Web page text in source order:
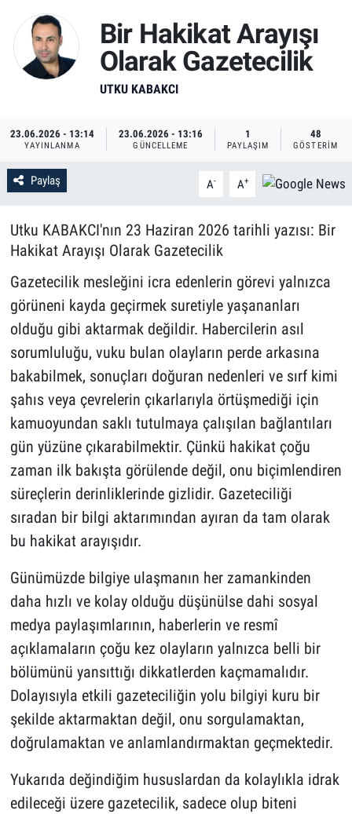
Bir Hakikat Arayışı
Olarak Gazetecilik
UTKU KABAKCI
23.06.2026 - 13:14
YAYINLANMA
23.06.2026 - 13:16
GÜNCELLEME
1
PAYLAŞIM
48
GÖSTERIM
Paylaş A- A+
Utku KABAKCI'nın 23 Haziran 2026 tarihli yazısı: Bir
Hakikat Arayışı Olarak Gazetecilik
Gazetecilik mesleğini icra edenlerin görevi yalnızca
görüneni kayda geçirmek suretiyle yaşananları
olduğu gibi aktarmak değildir. Habercilerin asıl
sorumluluğu, vuku bulan olayların perde arkasına
bakabilmek, sonuçları doğuran nedenleri ve sırf kimi
şahıs veya çevrelerin çıkarlarıyla örtüşmediği için
kamuoyundan saklı tutulmaya çalışılan bağlantıları
gün yüzüne çıkarabilmektir. Çünkü hakikat çoğu
zaman ilk bakışta görülende değil, onu biçimlendiren
süreçlerin derinliklerinde gizlidir. Gazeteciliği
sıradan bir bilgi aktarımından ayıran da tam olarak
bu hakikat arayışıdır.
Günümüzde bilgiye ulaşmanın her zamankinden
daha hızlı ve kolay olduğu düşünülse dahi sosyal
medya paylaşımlarının, haberlerin ve resmî
açıklamaların çoğu kez olayların yalnızca belli bir
bölümünü yansıttığı dikkatlerden kaçmamalıdır.
Dolayısıyla etkili gazeteciliğin yolu bilgiyi kuru bir
şekilde aktarmaktan değil, onu sorgulamaktan,
doğrulamaktan ve anlamlandırmaktan geçmektedir.
Yukarıda değindiğim hususlardan da kolaylıkla idrak
edileceği üzere gazetecilik, sadece olup biteni